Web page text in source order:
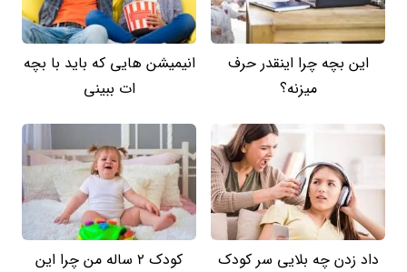
این بچه چرا اینقدر حرف
میزنه؟
انیمیشن هایی که باید با بچه
ات ببینی
داد زدن چه بلایی سر کودک
کودک 2 ساله من چرا این